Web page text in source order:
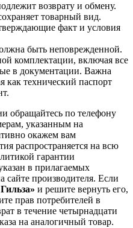
возврату и обмену.
товарный вид.
факт и условия
быть неповрежденной.
комплектации, включая все
в документации. Важна
как технический паспорт
обращайтесь по телефону
указанным на
окажем вам
распространяется на всю
гарантии
в прилагаемых
производителя. Если
и решите вернуть его,
прав потребителей в
в течение четырнадцати
на аналогичный товар.